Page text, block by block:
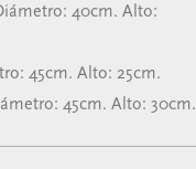
40cm. Alto:
45cm. Alto: 25cm.
45cm. Alto: 30cm.